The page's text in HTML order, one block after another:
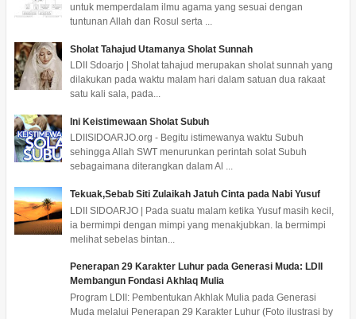
untuk memperdalam ilmu agama yang sesuai dengan
tuntunan Allah dan Rosul serta ...
Sholat Tahajud Utamanya Sholat Sunnah
LDII Sdoarjo | Sholat tahajud merupakan sholat sunnah yang
dilakukan pada waktu malam hari dalam satuan dua rakaat
satu kali sala, pada...
Ini Keistimewaan Sholat Subuh
LDIISIDOARJO.org - Begitu istimewanya waktu Subuh
sehingga Allah SWT menurunkan perintah solat Subuh
sebagaimana diterangkan dalam Al ...
Tekuak,Sebab Siti Zulaikah Jatuh Cinta pada Nabi Yusuf
LDII SIDOARJO | Pada suatu malam ketika Yusuf masih kecil,
ia bermimpi dengan mimpi yang menakjubkan. Ia bermimpi
melihat sebelas bintan...
Penerapan 29 Karakter Luhur pada Generasi Muda: LDII
Membangun Fondasi Akhlaq Mulia
Program LDII: Pembentukan Akhlak Mulia pada Generasi
Muda melalui Penerapan 29 Karakter Luhur (Foto ilustrasi by